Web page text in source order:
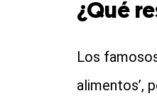
¿Qué
Los
alimentos’,